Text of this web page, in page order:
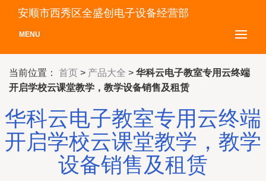
安顺市西秀区全盛创电子设备经营部
MENU
当前位置： 首页 > 产品大全 > 华科云电子教室专用云终端
开启学校云课堂教学，教学设备销售及租赁
华科云电子教室专用云终端
开启学校云课堂教学，教学
设备销售及租赁